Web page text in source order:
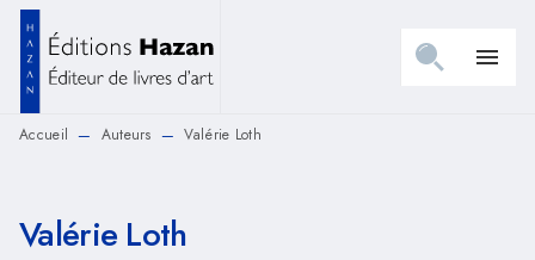
MENU RECHERCHE
PIED DE PAGE
menu
Accueil — Auteurs — Valérie Loth
Valérie Loth